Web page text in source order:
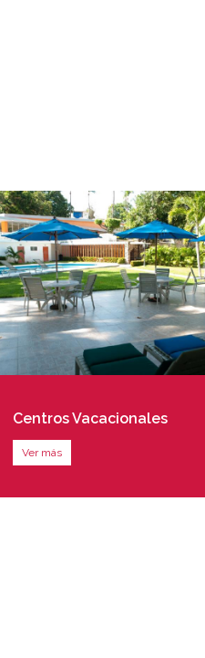
Centros Vacacionales
Ver más